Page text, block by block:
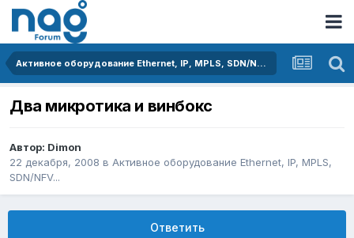
Активное оборудование Ethernet, IP, MPLS, SDN/NFV...
Два микротика и винбокс
Автор: Dimon
22 декабря, 2008 в Активное оборудование Ethernet, IP, MPLS,
SDN/NFV...
Ответить